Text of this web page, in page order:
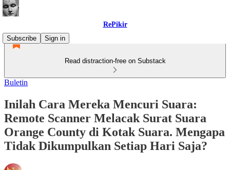
RePikir
Subscribe
Sign in
Read distraction-free on Substack
Buletin
Inilah Cara Mereka Mencuri Suara:
Remote Scanner Melacak Surat Suara
Orange County di Kotak Suara. Mengapa
Tidak Dikumpulkan Setiap Hari Saja?